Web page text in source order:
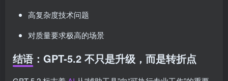
高复杂度技术问题
对质量要求极高的场景
结语：GPT-5.2 不只是升级，而是转折点